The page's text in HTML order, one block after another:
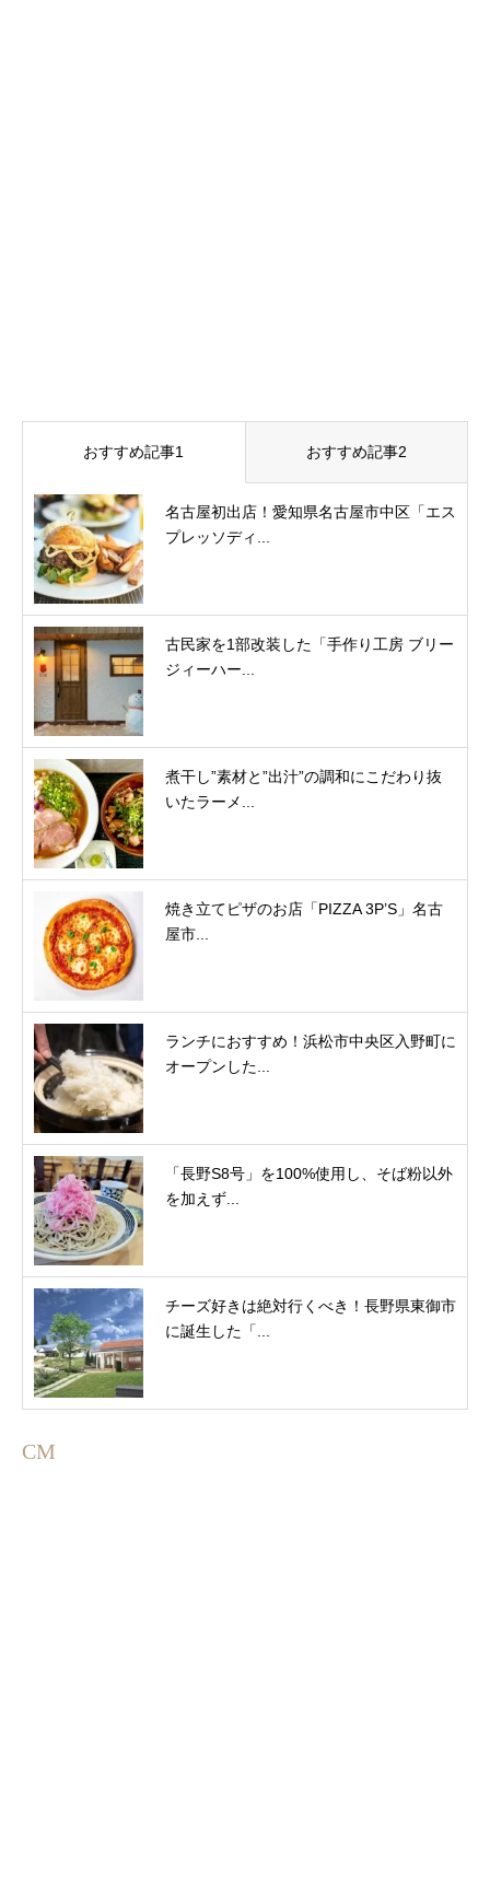
おすすめ記事1 おすすめ記事2
名古屋初出店！愛知県名古屋市中区「エス
プレッソディ...
古民家を1部改装した「手作り工房 ブリー
ジィーハー...
煮干し”素材と”出汁”の調和にこだわり抜
いたラーメ...
焼き立てピザのお店「PIZZA 3P’S」名古
屋市...
ランチにおすすめ！浜松市中央区入野町に
オープンした...
「長野S8号」を100%使用し、そば粉以外
を加えず...
チーズ好きは絶対行くべき！長野県東御市
に誕生した「...
CM